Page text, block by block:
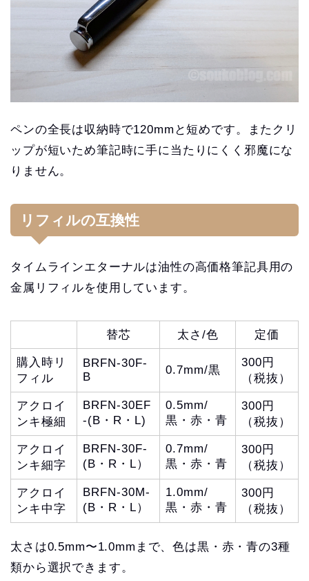
ペンの全長は収納時で120mmと短めです。またクリ
ップが短いため筆記時に手に当たりにくく邪魔にな
りません。
リフィルの互換性
タイムラインエターナルは油性の高価格筆記具用の
金属リフィルを使用しています。
替芯 太さ/色 定価
購入時リ
フィル
BRFN-30F-
B
0.7mm/黒
300円
（税抜）
アクロイ
ンキ極細
BRFN-30EF
-(B・R・L)
0.5mm/
黒・赤・青
300円
（税抜）
アクロイ
ンキ細字
BRFN-30F-
(B・R・L）
0.7mm/
黒・赤・青
300円
（税抜）
アクロイ
ンキ中字
BRFN-30M-
(B・R・L）
1.0mm/
黒・赤・青
300円
（税抜）
太さは0.5mm〜1.0mmまで、色は黒・赤・青の3種
類から選択できます。